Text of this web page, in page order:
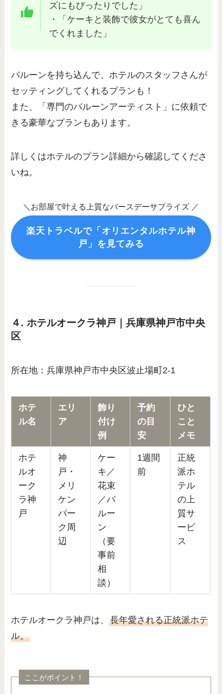
ズにもぴったりでした」
・「ケーキと装飾で彼女がとても喜ん
でくれました」
バルーンを持ち込んで、ホテルのスタッフさんが
セッティングしてくれるプランも！
また、「専門のバルーンアーティスト」に依頼で
きる豪華なプランもあります。
詳しくはホテルのプラン詳細から確認してくださ
いね。
＼お部屋で叶える上質なバースデーサプライズ ／
楽天トラベルで「オリエンタルホテル神
戸」を見てみる
４. ホテルオークラ神戸｜兵庫県神戸市中央
区
所在地：兵庫県神戸市中央区波止場町2-1
ホテ
ル名
エリ
ア
飾り
付け
例
予約
の目
安
ひと
こと
メモ
ホテ
ルオ
ーク
ラ神
戸
神
戸・
メリ
ケン
パー
ク周
辺
ケー
キ／
花束
／バ
ルー
ン
（要
事前
相
談）
1週間
前
正統
派ホ
テル
の上
質サ
ービ
ス
ホテルオークラ神戸は、長年愛される正統派ホテ
ル。
ここがポイント！